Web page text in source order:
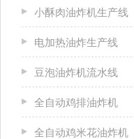
小酥肉油炸机生产线
电加热油炸生产线
豆泡油炸机流水线
全自动鸡排油炸机
全自动鸡米花油炸机